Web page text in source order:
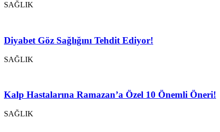
SAĞLIK
Diyabet Göz Sağlığını Tehdit Ediyor!
SAĞLIK
Kalp Hastalarına Ramazan’a Özel 10 Önemli Öneri!
SAĞLIK